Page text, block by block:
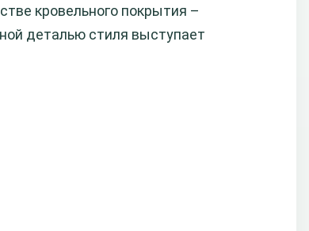
кровельного покрытия –
деталью стиля выступает